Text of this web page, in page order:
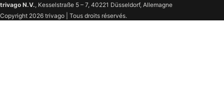
trivago N.V., Kesselstraße 5 – 7, 40221 Düsseldorf, Allemagne
Copyright 2026 trivago | Tous droits réservés.